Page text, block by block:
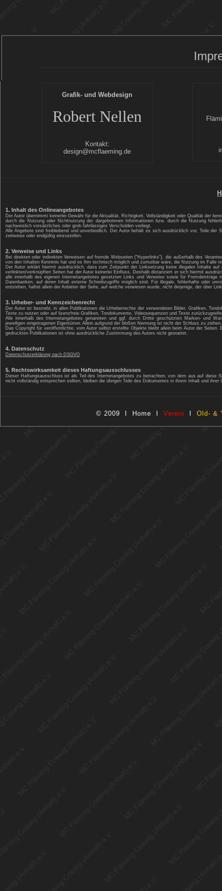
Grafik- und Webdesign
Robert Nellen
Kontakt:
design@mcflaeming.de
1. Inhalt des Onlineangebotes
Der Autor übernimmt keinerlei Gewähr für die Aktualität, Richtigkeit, Vollständigkeit oder Qualität der
durch die Nutzung oder Nichtnutzung der dargebotenen Informationen bzw. durch die Nutzung
nachweislich vorsätzliches oder grob fahrlässiges Verschulden vorliegt.
Alle Angebote sind freibleibend und unverbindlich. Der Autor behält es sich ausdrücklich vor, Teile
zeitweise oder endgültig einzustellen.
2. Verweise und Links
Bei direkten oder indirekten Verweisen auf fremde Webseiten ("Hyperlinks"), die außerhalb des
von den Inhalten Kenntnis hat und es ihm technisch möglich und zumutbar wäre, die Nutzung im Falle
Der Autor erklärt hiermit ausdrücklich, dass zum Zeitpunkt der Linksetzung keine illegalen Inhalte
verlinkten/verknüpften Seiten hat der Autor keinerlei Einfluss. Deshalb distanziert er sich hiermit
alle innerhalb des eigenen Internetangebotes gesetzten Links und Verweise sowie für
Datenbanken, auf deren Inhalt externe Schreibzugriffe möglich sind. Für illegale, fehlerhafte oder
entstehen, haftet allein der Anbieter der Seite, auf welche verwiesen wurde, nicht derjenige, der über
3. Urheber- und Kennzeichenrecht
Der Autor ist bestrebt, in allen Publikationen die Urheberrechte der verwendeten Bilder, Grafiken,
Texte zu nutzen oder auf lizenzfreie Grafiken, Tondokumente, Videosequenzen und Texte
Alle innerhalb des Internetangebotes genannten und ggf. durch Dritte geschützten Marken- und
jeweiligen eingetragenen Eigentümer. Allein aufgrund der bloßen Nennung ist nicht der Schluss zu
Das Copyright für veröffentlichte, vom Autor selbst erstellte Objekte bleibt allein beim Autor der
gedruckten Publikationen ist ohne ausdrückliche Zustimmung des Autors nicht gestattet.
4. Datenschutz
Datenschutzerklärung nach DSGVO
5. Rechtswirksamkeit dieses Haftungsausschlusses
Dieser Haftungsausschluss ist als Teil des Internetangebotes zu betrachten, von dem aus auf diese
nicht vollständig entsprechen sollten, bleiben die übrigen Teile des Dokumentes in ihrem Inhalt und ihrer
© 2009 I Home Verein Old- &